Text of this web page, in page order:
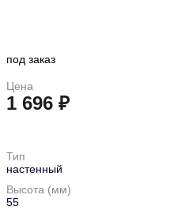
под заказ
Цена
1 696 ₽
Тип
настенный
Высота (мм)
55